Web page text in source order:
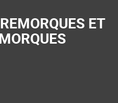
REMORQUES ET